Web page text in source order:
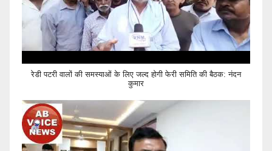
रेडी पटरी वालों की समस्याओं के लिए जल्द होगी फेरी समिति की बैठक: नंदन
कुमार